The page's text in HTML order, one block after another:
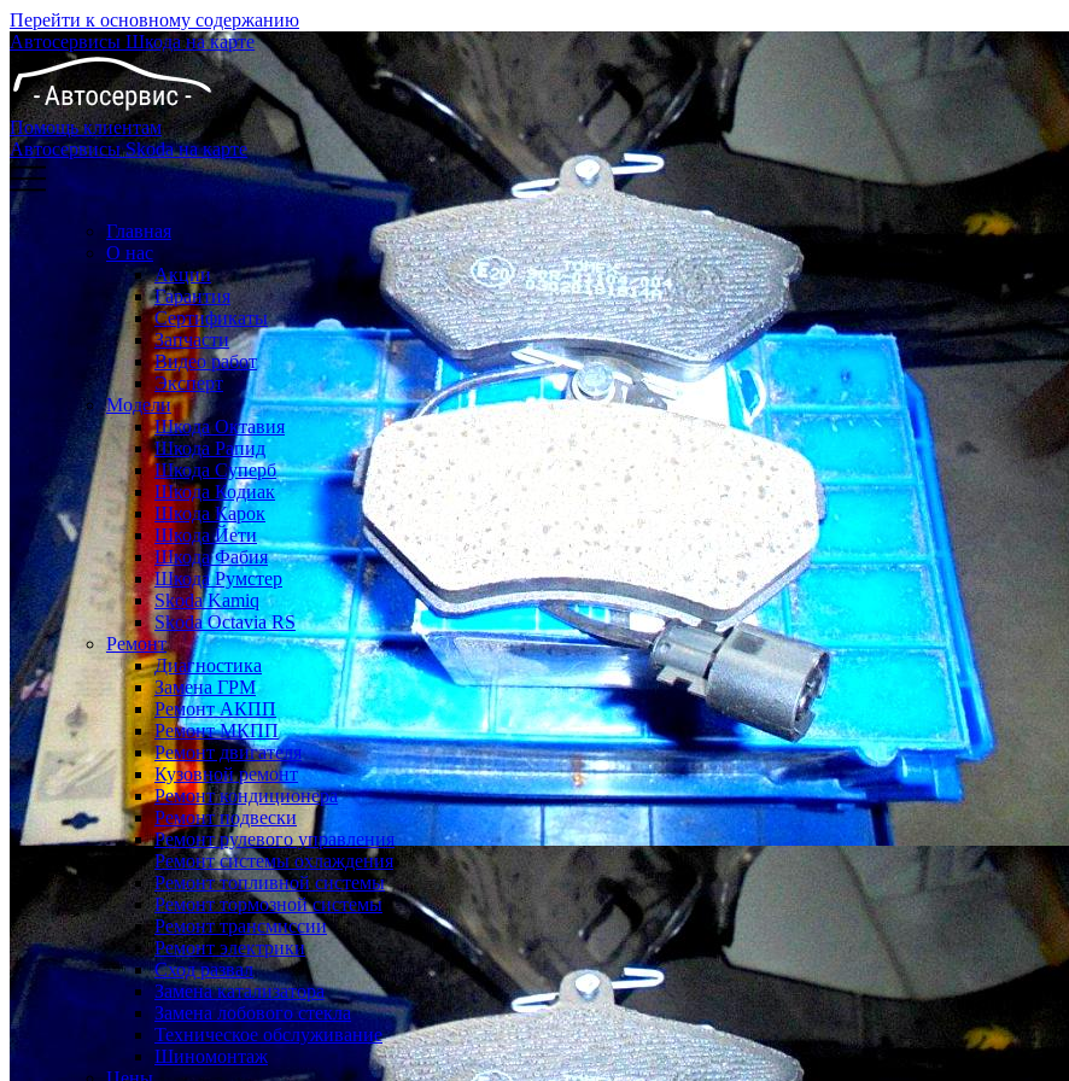
Перейти к основному содержанию
Автосервисы Шкода на карте
Помощь клиентам
Автосервисы Skoda на карте
Главная
О нас
Акции
Гарантия
Сертификаты
Запчасти
Видео работ
Эксперт
Модели
Шкода Октавия
Шкода Рапид
Шкода Суперб
Шкода Кодиак
Шкода Карок
Шкода Йети
Шкода Фабия
Шкода Румстер
Skoda Kamiq
Skoda Octavia RS
Ремонт
Диагностика
Замена ГРМ
Ремонт АКПП
Ремонт МКПП
Ремонт двигателя
Кузовной ремонт
Ремонт кондиционера
Ремонт подвески
Ремонт рулевого управления
Ремонт системы охлаждения
Ремонт топливной системы
Ремонт тормозной системы
Ремонт трансмиссии
Ремонт электрики
Сход развал
Замена катализатора
Замена лобового стекла
Техническое обслуживание
Шиномонтаж